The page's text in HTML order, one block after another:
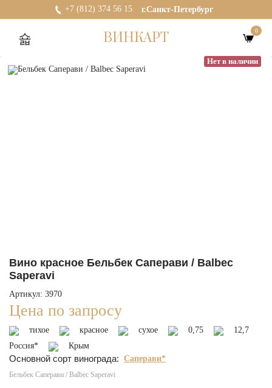
+7 (812) 374 56 15 г.Санкт-Петербург
ВИНКАРТ 0
Нет в наличии
Вино красное Бельбек Саперави / Balbec
Saperavi
Артикул: 3970
Цена по запросу
тихое красное сухое 0,75
12,7
Россия*
Крым
Основной сорт винограда: Саперави*
Бельбек Саперави / Balbec Saperavi